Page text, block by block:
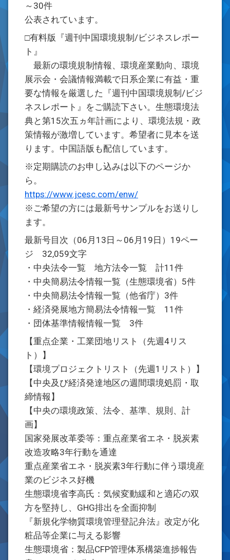
～30件
公表されています。
□有料版『週刊中国環境規制/ビジネスレポー
ト』
最新の環境規制情報、環境産業動向、環境
展示会・会議情報満載で日系企業に有益・重
要な情報を厳選した『週刊中国環境規制/ビジ
ネスレポート』をご購読下さい。生態環境法
典と第15次五ヵ年計画により、環境法規・政
策情報が激増しています。希望者に見本を送
ります。中国語版も配信しています。
※定期購読のお申し込みは以下のページか
ら。
https://www.jcesc.com/enw/
※ご希望の方には最新号サンプルをお送りし
ます。
最新号目次（06月13日～06月19日）19ペー
ジ 32,059文字
・中央法令一覧 地方法令一覧 計11件
・中央簡易法令情報一覧（生態環境省）5件
・中央簡易法令情報一覧（他省庁）3件
・経済発展地方簡易法令情報一覧 11件
・団体基準情報情報一覧 3件
【重点企業・工業団地リスト（先週4リス
ト）】
【環境プロジェクトリスト（先週1リスト）】
【中央及び経済発達地区の週間環境処罰・取
締情報】
【中央の環境政策、法令、基準、規則、計
画】
国家発展改革委等：重点産業省エネ・脱炭素
改造攻略3年行動を通達
重点産業省エネ・脱炭素3年行動に伴う環境産
業のビジネス好機
生態環境省李高氏：気候変動緩和と適応の双
方を堅持し、GHG排出を全面抑制
『新規化学物質環境管理登記弁法』改定が化
粧品等企業に与える影響
生態環境省：製品CFP管理体系構築進捗報告